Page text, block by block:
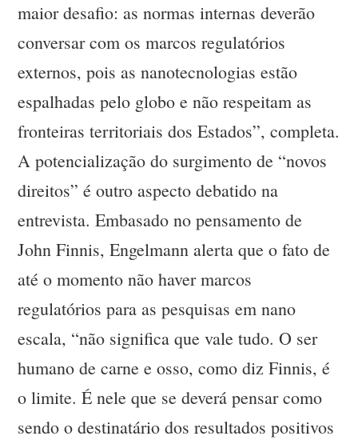
maior desafio: as normas internas deverão
conversar com os marcos regulatórios
externos, pois as nanotecnologias estão
espalhadas pelo globo e não respeitam as
fronteiras territoriais dos Estados”, completa.
A potencialização do surgimento de “novos
direitos” é outro aspecto debatido na
entrevista. Embasado no pensamento de
John Finnis, Engelmann alerta que o fato de
até o momento não haver marcos
regulatórios para as pesquisas em nano
escala, “não significa que vale tudo. O ser
humano de carne e osso, como diz Finnis, é
o limite. É nele que se deverá pensar como
sendo o destinatário dos resultados positivos